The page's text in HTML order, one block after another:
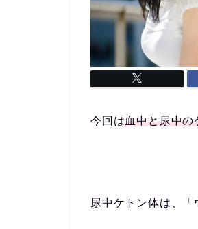
今回は血中と尿中の
尿中ケトン体は、「